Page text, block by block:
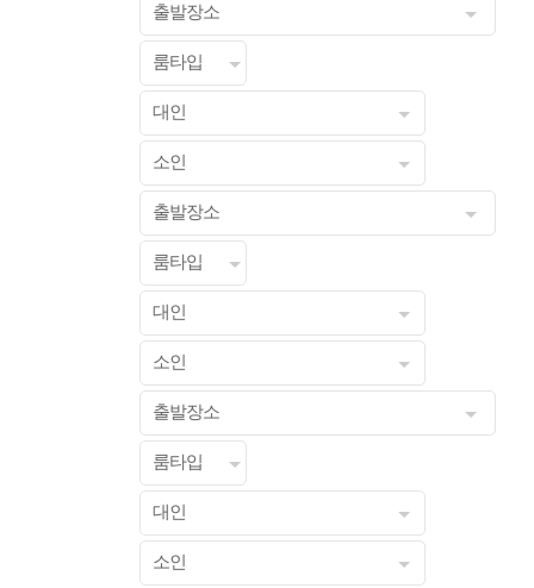
출발장소
룸타입
대인
소인
출발장소
룸타입
대인
소인
출발장소
룸타입
대인
소인